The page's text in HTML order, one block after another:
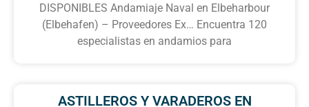
DISPONIBLES Andamiaje Naval en Elbeharbour
(Elbehafen) – Proveedores Ex… Encuentra 120
especialistas en andamios para
ASTILLEROS Y VARADEROS EN